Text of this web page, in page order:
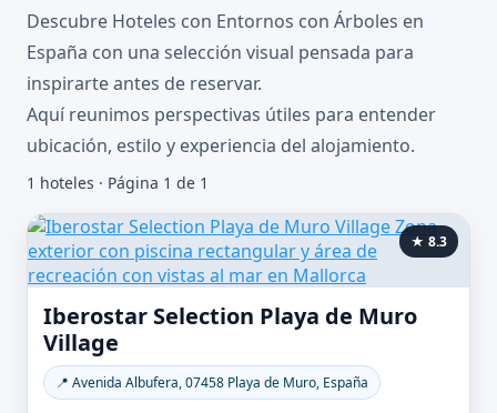
Descubre Hoteles con Entornos con Árboles en
España con una selección visual pensada para
inspirarte antes de reservar.
Aquí reunimos perspectivas útiles para entender
ubicación, estilo y experiencia del alojamiento.
1 hoteles · Página 1 de 1
★ 8.3
Iberostar Selection Playa de Muro
Village
📍 Avenida Albufera, 07458 Playa de Muro, España